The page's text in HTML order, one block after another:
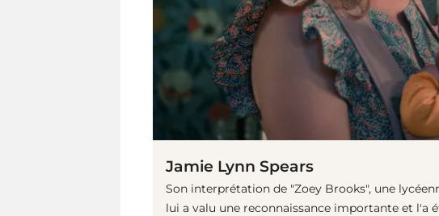
Jamie Lynn Spears
Son interprétation de "Zoey Brooks", une
lui a valu une reconnaissance importante et l'a